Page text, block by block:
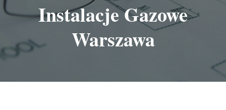
Instalacje Gazowe
Warszawa